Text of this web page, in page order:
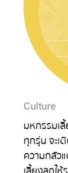
Culture
มหกรรมเ
ทุกรุ่น จะเ
ความกลัว